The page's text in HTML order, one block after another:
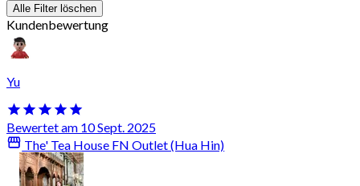
Alle Filter löschen
Kundenbewertung
Yu
Bewertet am 10 Sept. 2025
The' Tea House FN Outlet (Hua Hin)